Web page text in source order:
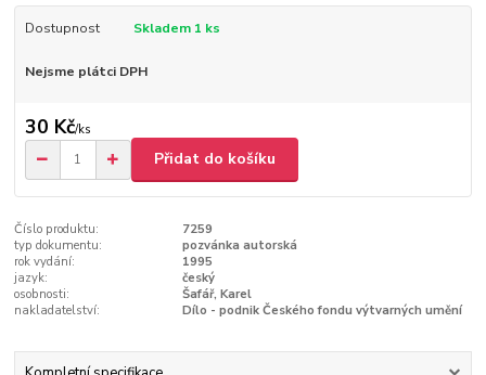
Dostupnost Skladem 1 ks
Nejsme plátci DPH
30 Kč/ks
Přidat do košíku
Číslo produktu:
7259
typ dokumentu:
pozvánka autorská
rok vydání:
1995
jazyk:
český
osobnosti:
Šafář, Karel
nakladatelství:
Dílo - podnik Českého fondu výtvarných umění